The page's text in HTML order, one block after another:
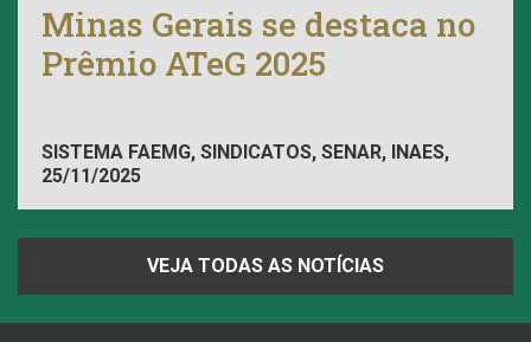
Minas Gerais se destaca no
Prêmio ATeG 2025
SISTEMA FAEMG, SINDICATOS, SENAR, INAES,
FAEMG
25/11/2025
VEJA TODAS AS NOTÍCIAS